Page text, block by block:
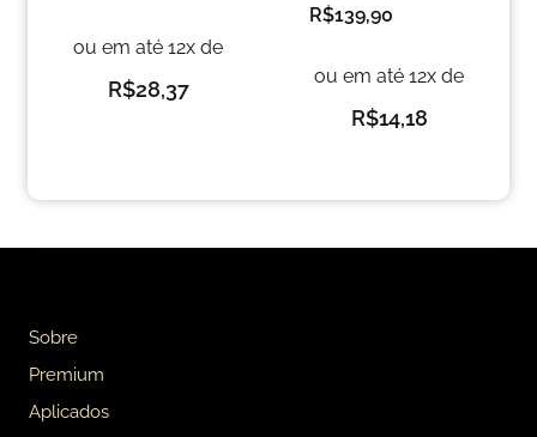
ou em até 12x de
R$28,37
R$139,90
ou em até 12x de
R$14,18
Sobre
Premium
Aplicados